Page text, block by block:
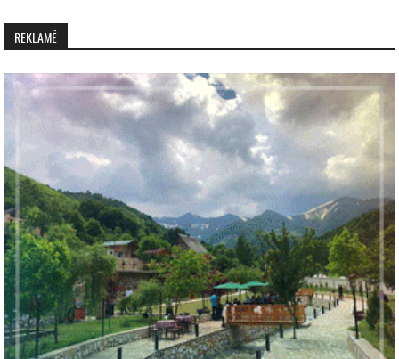
REKLAMË